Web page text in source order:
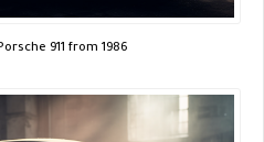
911 from 1986